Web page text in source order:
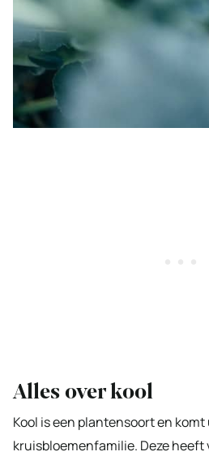
Alles over kool
Kool is een plantensoort en komt
kruisbloemenfamilie. Deze